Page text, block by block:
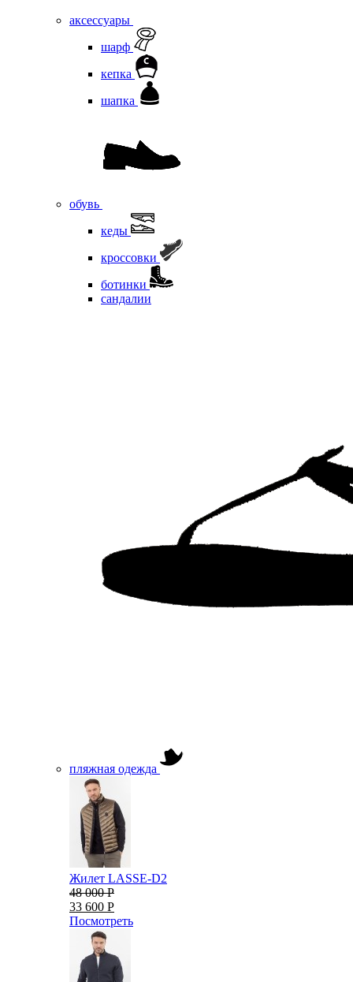
аксессуары
шарф
кепка
шапка
обувь
кеды
кроссовки
ботинки
сандалии
пляжная одежда
Жилет LASSE-D2
48 000 Р
33 600 Р
Посмотреть